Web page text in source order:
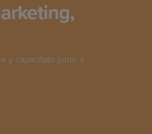
y capacítate junto a